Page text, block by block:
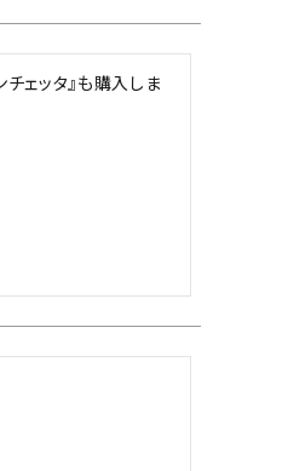
ェッタ』も購入しま